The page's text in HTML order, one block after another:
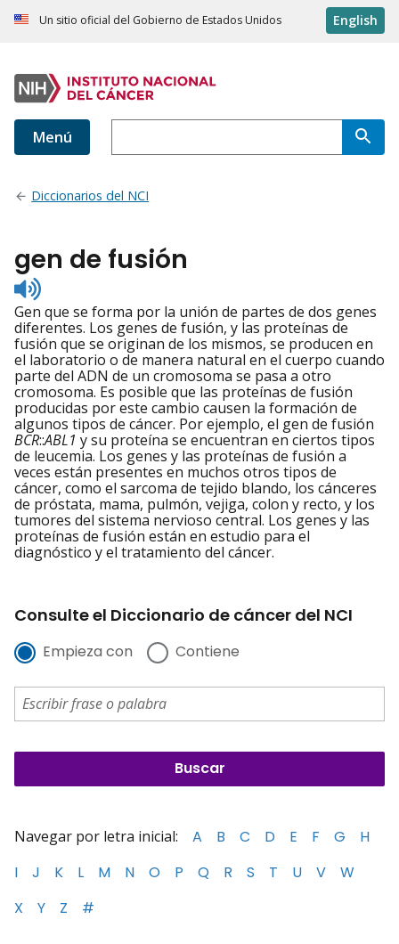
Un sitio oficial del Gobierno de Estados Unidos English
Menú
Diccionarios del NCI
gen de fusión
Listen
to
pronunciation
Gen que se forma por la unión de partes de dos genes
diferentes. Los genes de fusión, y las proteínas de
fusión que se originan de los mismos, se producen en
el laboratorio o de manera natural en el cuerpo cuando
parte del ADN de un cromosoma se pasa a otro
cromosoma. Es posible que las proteínas de fusión
producidas por este cambio causen la formación de
algunos tipos de cáncer. Por ejemplo, el gen de fusión
BCR::ABL1 y su proteína se encuentran en ciertos tipos
de leucemia. Los genes y las proteínas de fusión a
veces están presentes en muchos otros tipos de
cáncer, como el sarcoma de tejido blando, los cánceres
de próstata, mama, pulmón, vejiga, colon y recto, y los
tumores del sistema nervioso central. Los genes y las
proteínas de fusión están en estudio para el
diagnóstico y el tratamiento del cáncer.
Consulte el Diccionario de cáncer del NCI
Empieza con Contiene
Navegar por letra inicial: A B C D E F G
H
I
J K L M N O P Q R S T U V
W
X
Y Z #